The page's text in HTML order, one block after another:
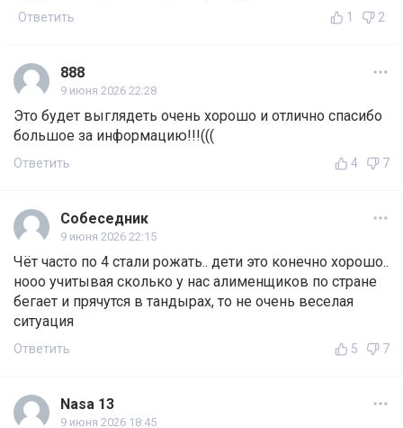
Ответить 1 2
888
9 июня 2026 22:28
Это будет выглядеть очень хорошо и отлично спасибо
большое за информацию!!!(((
Ответить 4 7
Собеседник
9 июня 2026 22:15
Чёт часто по 4 стали рожать.. дети это конечно хорошо..
нооо учитывая сколько у нас алименщиков по стране
бегает и прячутся в тандырах, то не очень веселая
ситуация
Ответить 5 7
Nasa 13
9 июня 2026 18:45